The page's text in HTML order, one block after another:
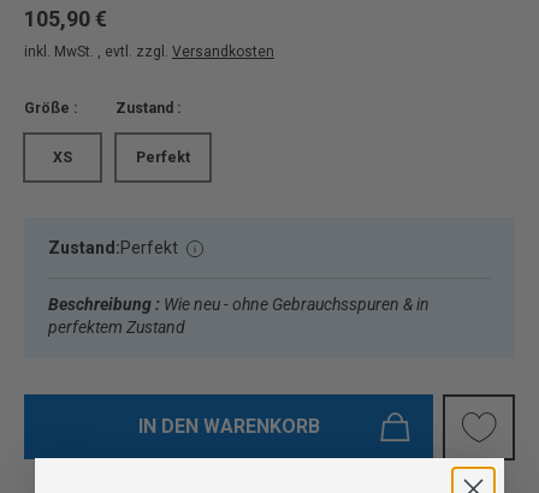
105,90 €
inkl. MwSt. , evtl. zzgl. Versandkosten
Größe :
XS
Zustand :
Perfekt
Zustand:Perfekt
Beschreibung : Wie neu - ohne Gebrauchsspuren & in
perfektem Zustand
IN DEN WARENKORB